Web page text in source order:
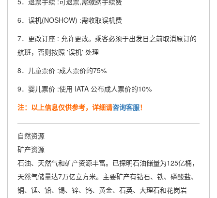
6．误机(NOSHOW) :需收取误机费
7．更改订座 : 允许更改。乘客必须于出发日之前取消原订的
航班，否则按照 '误机' 处理
8．儿童票价 :成人票价的75%
9．婴儿票价 :使用 IATA 公布成人票价的10%
注：以上信息仅供参考，详细请咨询客服！
自然资源
矿产资源
石油、天然气和矿产资源丰富。已探明石油储量为125亿桶，
天然气储量达7万亿立方米。主要矿产有钻石、铁、磷酸盐、
铜、锰、铅、锡、锌、钨、黄金、石英、大理石和花岗岩